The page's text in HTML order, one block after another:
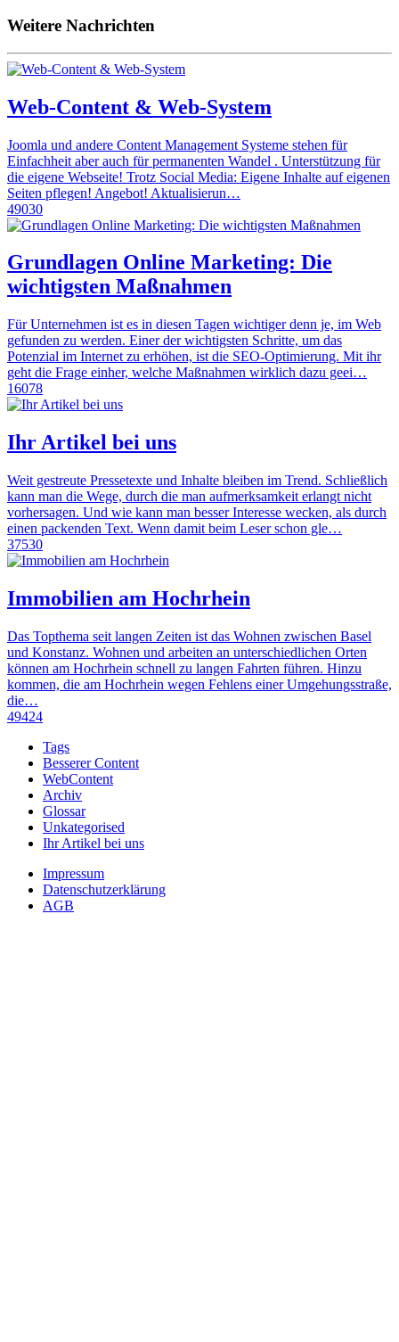
Weitere Nachrichten
Web-Content & Web-System
Joomla und andere Content Management Systeme stehen für
Einfachheit aber auch für permanenten Wandel . Unterstützung für
die eigene Webseite! Trotz Social Media: Eigene Inhalte auf eigenen
Seiten pflegen! Angebot! Aktualisierun…
49030
Grundlagen Online Marketing: Die
wichtigsten Maßnahmen
Für Unternehmen ist es in diesen Tagen wichtiger denn je, im Web
gefunden zu werden. Einer der wichtigsten Schritte, um das
Potenzial im Internet zu erhöhen, ist die SEO-Optimierung. Mit ihr
geht die Frage einher, welche Maßnahmen wirklich dazu geei…
16078
Ihr Artikel bei uns
Weit gestreute Pressetexte und Inhalte bleiben im Trend. Schließlich
kann man die Wege, durch die man aufmerksamkeit erlangt nicht
vorhersagen. Und wie kann man besser Interesse wecken, als durch
einen packenden Text. Wenn damit beim Leser schon gle…
37530
Immobilien am Hochrhein
Das Topthema seit langen Zeiten ist das Wohnen zwischen Basel
und Konstanz. Wohnen und arbeiten an unterschiedlichen Orten
können am Hochrhein schnell zu langen Fahrten führen. Hinzu
kommen, die am Hochrhein wegen Fehlens einer Umgehungsstraße,
die…
49424
Tags
Besserer Content
WebContent
Archiv
Glossar
Unkategorised
Ihr Artikel bei uns
Impressum
Datenschutzerklärung
AGB